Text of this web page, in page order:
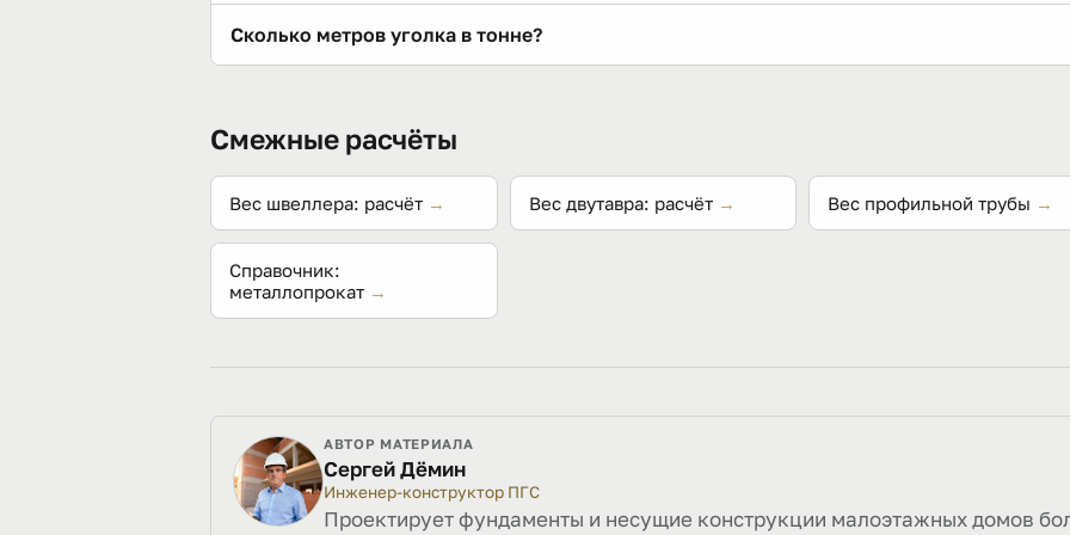
популярных размеров с массой метра и хлыста.
Сколько метров уголка в тонне?
Смежные расчёты
Вес швеллера: расчёт → Вес двутавра: расчёт → Вес профильной трубы →
Справочник:
металлопрокат →
АВТОР МАТЕРИАЛА
Сергей Дёмин
Инженер-конструктор ПГС
Проектирует фундаменты и несущие конструкции малоэтажных домов